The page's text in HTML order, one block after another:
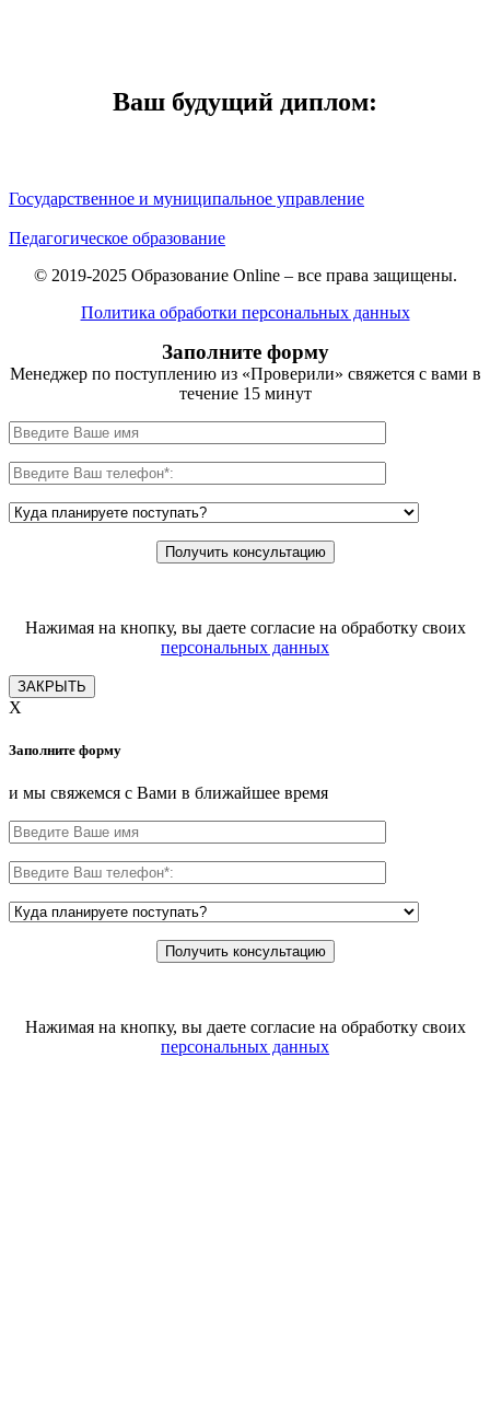
Ваш будущий диплом:
Государственное и муниципальное управление
Педагогическое образование
© 2019-2025 Образование Online – все права защищены.
Политика обработки персональных данных
Заполните форму
Менеджер по поступлению из «Проверили» свяжется с вами в
течение 15 минут
Нажимая на кнопку, вы даете согласие на обработку своих
персональных данных
ЗАКРЫТЬ
X
Заполните форму
и мы свяжемся с Вами в ближайшее время
Нажимая на кнопку, вы даете согласие на обработку своих
персональных данных